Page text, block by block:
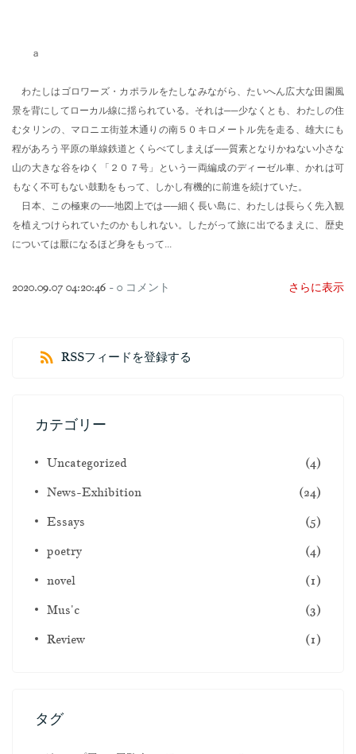
ａ
わたしはゴロワーズ・カポラルをたしなみながら、たいへん広大な田園風
景を背にしてローカル線に揺られている。それは──少なくとも、わたしの住
むタリンの、マロニエ街並木通りの南５０キロメートル先を走る、雄大にも
程があろう平原の単線鉄道とくらべてしまえば──質素となりかねない小さな
山の大きな谷をゆく「２０７号」という一両編成のディーゼル車、かれは可
もなく不可もない鼓動をもって、しかし有機的に前進を続けていた。
日本、この極東の──地図上では──細く長い島に、わたしは長らく先入観
を植えつけられていたのかもしれない。したがって旅に出でるまえに、歴史
については厭になるほど身をもって...
2020.09.07 04:20:46 - 0 コメント さらに表示
RSSフィードを登録する
カテゴリー
Uncategorized
(4)
News-Exhibition
(24)
Essays
(5)
poetry
(4)
novel
(1)
Mus'c
(3)
Review
(1)
タグ